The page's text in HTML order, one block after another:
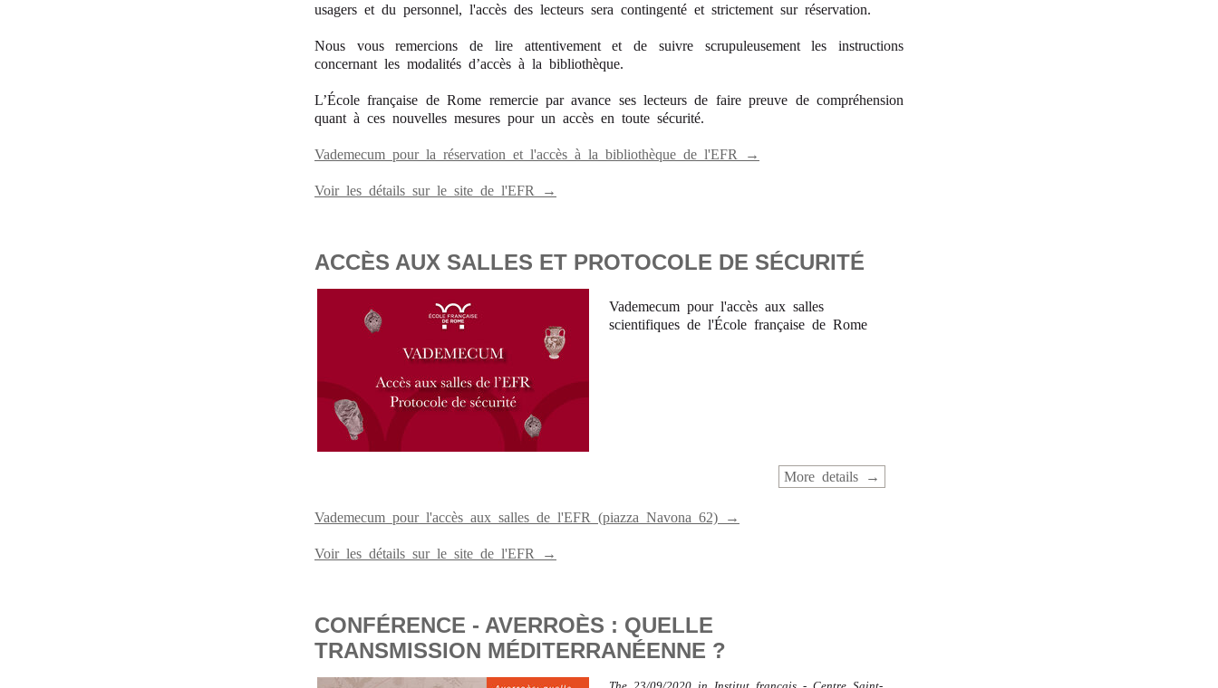
usagers et du personnel, l'accès des lecteurs sera contingenté et strictement sur réservation.
Nous vous remercions de lire attentivement et de suivre scrupuleusement les instructions
concernant les modalités d’accès à la bibliothèque.
L’École française de Rome remercie par avance ses lecteurs de faire preuve de compréhension
quant à ces nouvelles mesures pour un accès en toute sécurité.
Vademecum pour la réservation et l'accès à la bibliothèque de l'EFR →
Voir les détails sur le site de l'EFR →
ACCÈS AUX SALLES ET PROTOCOLE DE SÉCURITÉ
Vademecum pour l'accès aux salles
scientifiques de l'École française de Rome
More details
Vademecum pour l'accès aux salles de l'EFR (piazza Navona 62) →
Voir les détails sur le site de l'EFR →
CONFÉRENCE - AVERROÈS : QUELLE
TRANSMISSION MÉDITERRANÉENNE ?